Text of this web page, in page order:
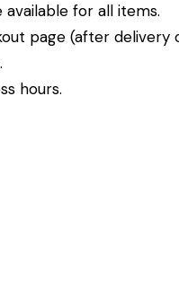
for all items.
page (after delivery
hours.